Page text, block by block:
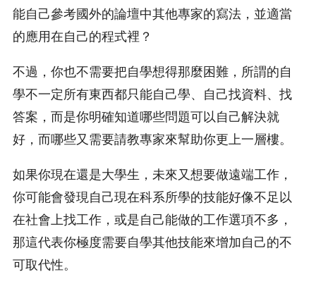
能自己參考國外的論壇中其他專家的寫法，並適當
的應用在自己的程式裡？
不過，你也不需要把自學想得那麼困難，所謂的自
學不一定所有東西都只能自己學、自己找資料、找
答案，而是你明確知道哪些問題可以自己解決就
好，而哪些又需要請教專家來幫助你更上一層樓。
如果你現在還是大學生，未來又想要做遠端工作，
你可能會發現自己現在科系所學的技能好像不足以
在社會上找工作，或是自己能做的工作選項不多，
那這代表你極度需要自學其他技能來增加自己的不
可取代性。